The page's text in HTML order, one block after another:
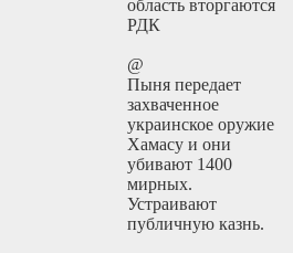
область вторгаются
РДК
@
Пыня передает
захваченное
украинское оружие
Хамасу и они
убивают 1400
мирных.
Устраивают
публичную казнь.